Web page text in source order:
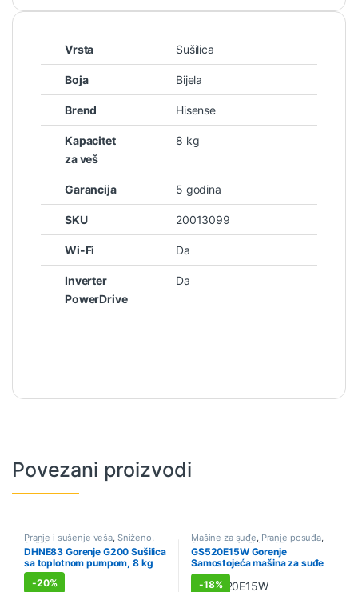
Vrsta Sušilica
Boja Bijela
Brend Hisense
Kapacitet
za veš
8 kg
Garancija 5 godina
SKU 20013099
Wi-Fi Da
Inverter
PowerDrive
Da
Povezani proizvodi
Pranje i sušenje veša Sniženo
Sušilice
DHNE83 Gorenje G200 Sušilica
sa toplotnom pumpom, 8 kg
-20%
Mašine za suđe Pranje posuđa,
Samostojeće širine 45cm
Sniženo
GS520E15W Gorenje
Samostojeća mašina za suđe
Gorenje, 45 cm
-18%